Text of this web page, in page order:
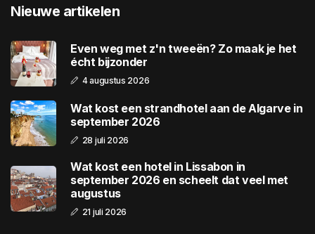
Nieuwe artikelen
Even weg met z'n tweeën? Zo maak je het
écht bijzonder
4 augustus 2026
Wat kost een strandhotel aan de Algarve in
september 2026
28 juli 2026
Wat kost een hotel in Lissabon in
september 2026 en scheelt dat veel met
augustus
21 juli 2026